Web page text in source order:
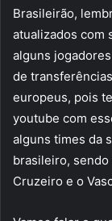
Brasileirão,
atualizados com
alguns
de
europeus, pois
youtube com
alguns times da
brasileiro,
Cruzeiro e o